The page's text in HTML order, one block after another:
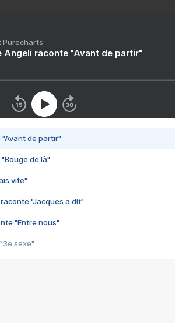
Purecharts
Angeli raconte "Avant de partir"
"Avant de partir"
"Bouge de là"
vite"
"Jacques a dit"
"Entre nous"
sexe"